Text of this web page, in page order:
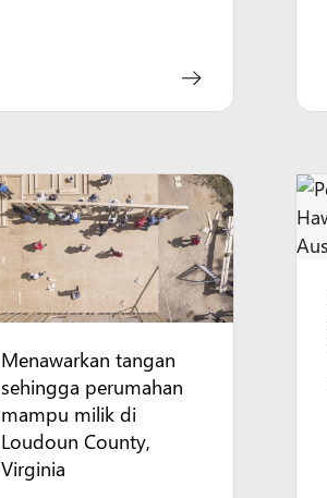
Menawarkan tangan
sehingga perumahan
mampu milik di
Loudoun County,
Virginia